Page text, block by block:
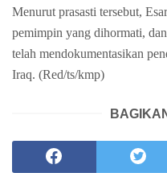
Menurut prasasti tersebut,
pemimpin yang dihormati,
telah mendokumentasikan
Iraq. (Red/ts/kmp)